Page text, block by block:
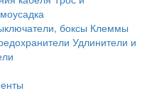
боксы Клеммы
Удлинители и